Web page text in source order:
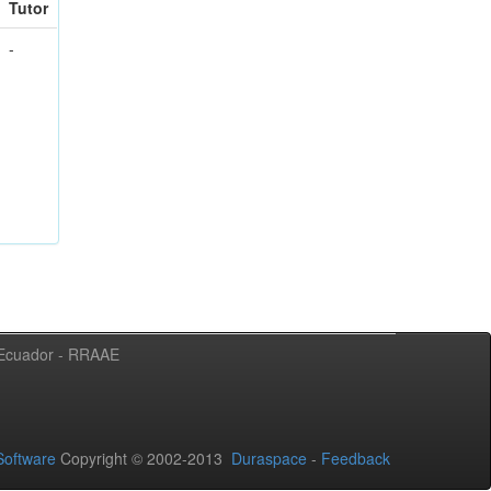
Tutor
-
- RRAAE
Copyright © 2002-2013 Duraspace - Feedback